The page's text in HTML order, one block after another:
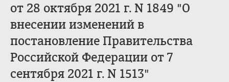
от 28 октября 2021 г. N 1849 "О
внесении изменений в
постановление Правительства
Российской Федерации от 7
сентября 2021 г. N 1513"